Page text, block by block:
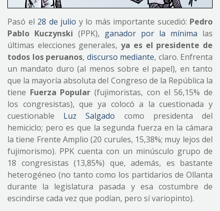
Pasó el 28 de julio y lo más importante sucedió: Pedro
Pablo Kuczynski (PPK), ganador por la mínima las
últimas elecciones generales,ya es el presidente de
todos los peruanos, discurso mediante, claro. Enfrenta
un mandato duro (al menos sobre el papel), en tanto
que la mayoría absoluta del Congreso de la República la
tiene Fuerza Popular (fujimoristas, con el 56,15% de
los congresistas), que ya colocó a la cuestionada y
cuestionable Luz Salgado como presidenta del
hemiciclo; pero es que la segunda fuerza en la cámara
la tiene Frente Amplio (20 curules, 15,38%; muy lejos del
fujimorismo). PPK cuenta con un minúsculo grupo de
18 congresistas (13,85%) que, además, es bastante
heterogéneo (no tanto como los partidarios de Ollanta
durante la legislatura pasada y esa costumbre de
escindirse cada vez que podían, pero sí variopinto).